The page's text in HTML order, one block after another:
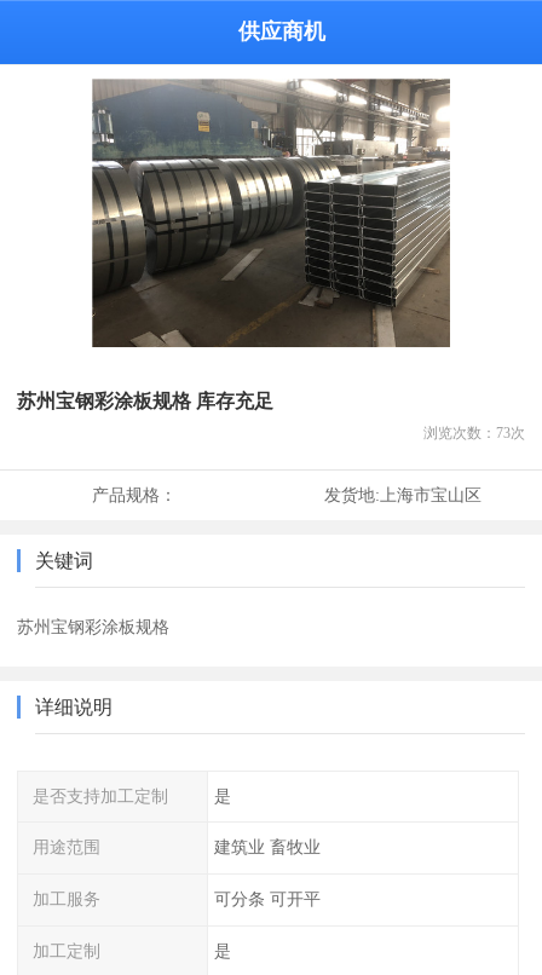
供应商机
苏州宝钢彩涂板规格 库存充足
浏览次数： 73次
产品规格： 发货地:上海市宝山区
关键词
苏州宝钢彩涂板规格
详细说明
是否支持加工定制 是
用途范围 建筑业 畜牧业
加工服务 可分条 可开平
加工定制 是